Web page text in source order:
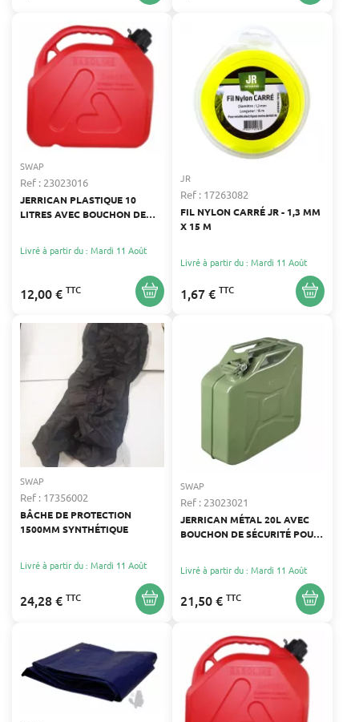
SWAP
Ref : 23023016
JERRICAN PLASTIQUE 10
LITRES AVEC BOUCHON DE
Livré à partir du : Mardi 11 Août
12,00 € TTC
JR
Ref : 17263082
FIL NYLON CARRÉ JR - 1,3 MM
X 15 M
Livré à partir du : Mardi 11 Août
1,67 € TTC
SWAP
Ref : 17356002
BÂCHE DE PROTECTION
1500MM SYNTHÉTIQUE
Livré à partir du : Mardi 11 Août
24,28 € TTC
SWAP
Ref : 23023021
JERRICAN MÉTAL 20L AVEC
BOUCHON DE SÉCURITÉ POUR
Livré à partir du : Mardi 11 Août
21,50 € TTC